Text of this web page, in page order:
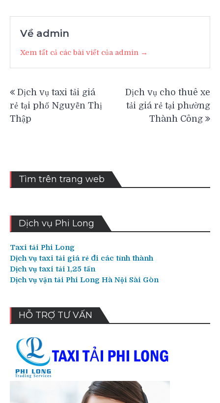
Về admin
Xem tất cả các bài viết của admin →
hướng
bài
Dịch vụ taxi tải giá
rẻ tại phố Nguyễn Thị
Thập
Dịch vụ cho thuê xe
tải giá rẻ tại phường
Thành Công
Tìm trên trang web
Dịch vụ Phi Long
Taxi tải Phi Long
Dịch vụ taxi tải giá rẻ đi các tỉnh thành
Dịch vụ taxi tải 1,25 tấn
Dịch vụ vận tải Phi Long Hà Nội Sài Gòn
HỖ TRỢ TƯ VẤN